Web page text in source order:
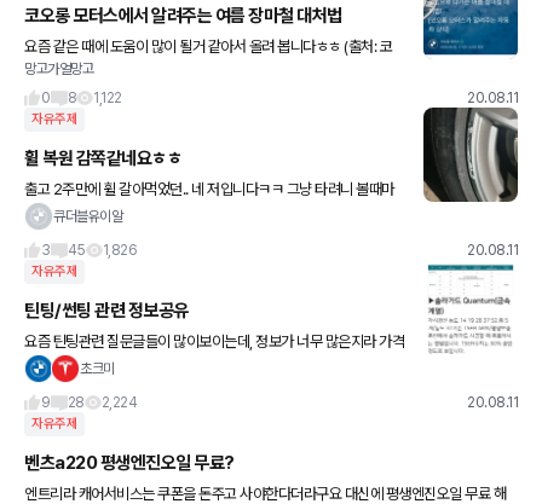
코오롱 모터스에서 알려주는 여름 장마철 대처법
요즘 같은 때에 도움이 많이 될거 같아서 올려 봅니다ㅎㅎ (출처: 코
오롱 모터스)
망고가얼망고
0
8 1,122 20.08.11
자유주제
휠 복원 감쪽같네요ㅎㅎ
출고 2주만에 휠 갈아먹었던.. 네 저입니다ㅋㅋ 그냥 타려니 볼때마
다 스트레스를 받아서.. 나름 휠복원 잘한다는곳 찾아서(지방이라..
큐더블유이알
3
45 1,826 20.08.11
자유주제
틴팅/썬팅 관련 정보공유
요즘 틴팅관련 질문글들이 많이보이는데, 정보가 너무 많은지라 가격
과 성능관련해서 도움되시라고 제가 작년에 차살때 알아봤던 사이트
세
초크미
9
28 2,224 20.08.11
자유주제
벤츠a220 평생엔진오일 무료?
엔트리라 캐어서비스는 쿠폰을 돈주고 사야한다더라구요 대신에 평생엔진오일 무료 해